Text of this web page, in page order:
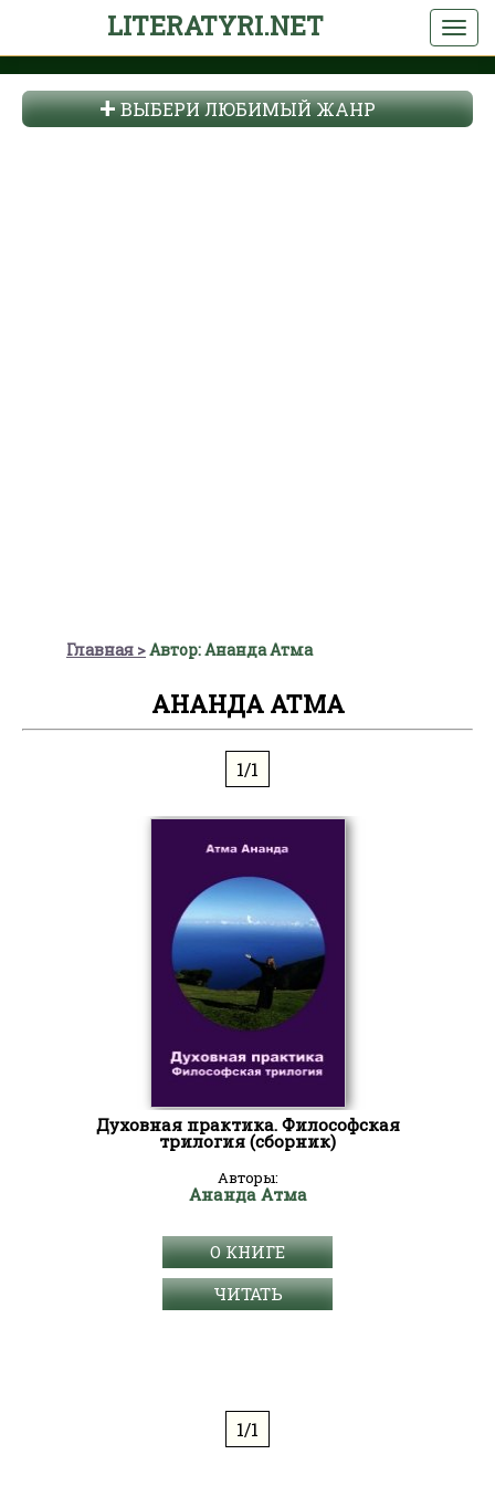
LITERATYRI.NET
ВЫБЕРИ ЛЮБИМЫЙ ЖАНР
Главная Автор: Ананда Атма
АНАНДА АТМА
1/1
Духовная практика. Философская
трилогия (сборник)
Авторы:
Ананда Атма
О КНИГЕ
ЧИТАТЬ
1/1